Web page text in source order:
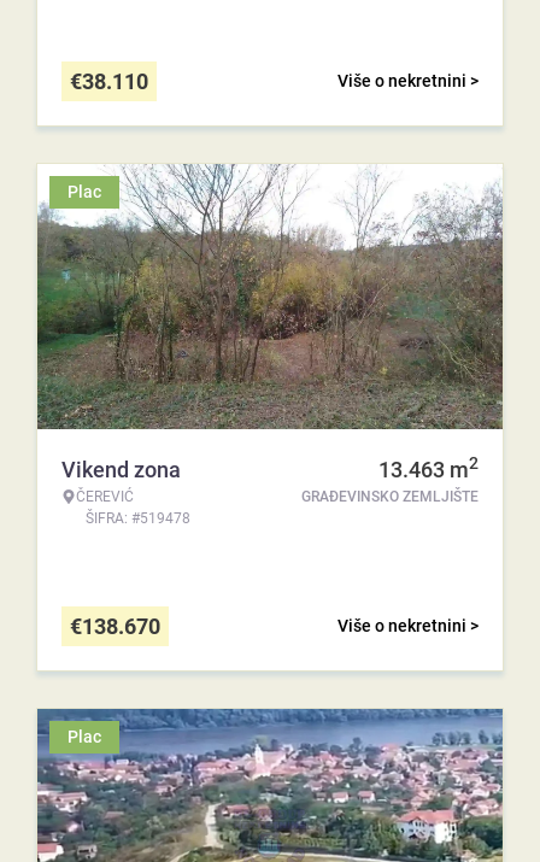
Više o nekretnini >
€38.110
Plac
Vikend zona
ČEREVIĆ
ŠIFRA: #519478
13.463 m2
GRAĐEVINSKO ZEMLJIŠTE
Više o nekretnini >
€138.670
Plac